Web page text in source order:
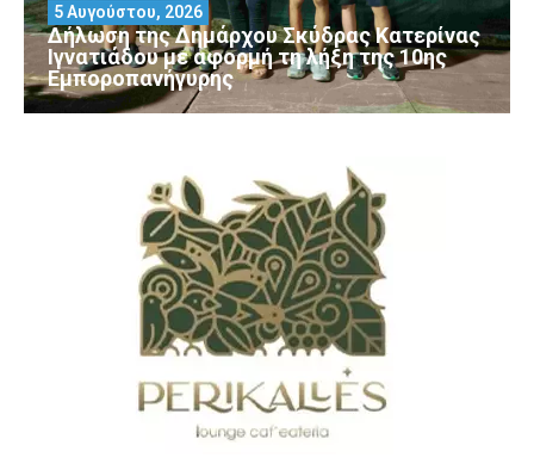
Δήλωση της Δημάρχου Σκύδρας Κατερίνας
Ιγνατιάδου με αφορμή τη λήξη της 10ης
Εμποροπανήγυρης
5 Αυγούστου, 2026